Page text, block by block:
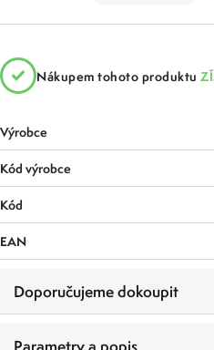
Nákupem tohoto produktu
Výrobce
Kód výrobce
Kód
EAN
Doporučujeme dokoupit